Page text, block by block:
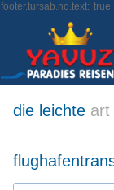
footer.tursab.no.text: true
die leichte art